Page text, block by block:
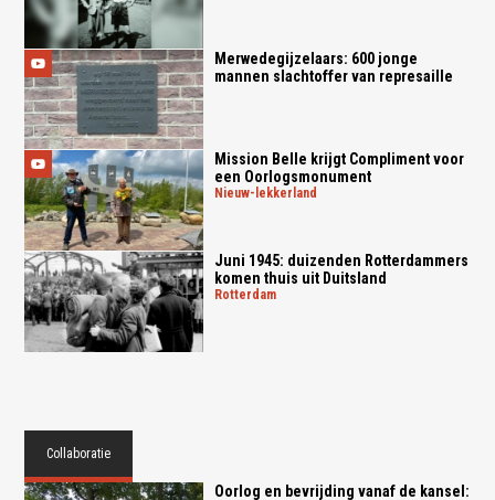
Merwedegijzelaars: 600 jonge
mannen slachtoffer van represaille
Mission Belle krijgt Compliment voor
een Oorlogsmonument
nieuw-lekkerland
Juni 1945: duizenden Rotterdammers
komen thuis uit Duitsland
rotterdam
Collaboratie
Oorlog en bevrijding vanaf de kansel: